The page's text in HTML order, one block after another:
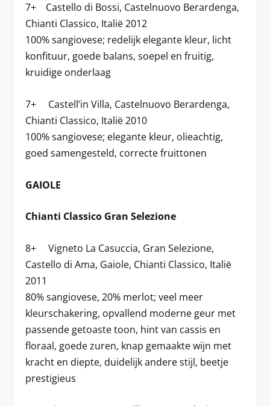
7+ Castello di Bossi, Castelnuovo Berardenga,
Chianti Classico, Italië 2012
100% sangiovese; redelijk elegante kleur, licht
konfituur, goede balans, soepel en fruitig,
kruidige onderlaag
7+ Castell’in Villa, Castelnuovo Berardenga,
Chianti Classico, Italië 2010
100% sangiovese; elegante kleur, olieachtig,
goed samengesteld, correcte fruittonen
GAIOLE
Chianti Classico Gran Selezione
8+ Vigneto La Casuccia, Gran Selezione,
Castello di Ama, Gaiole, Chianti Classico, Italië
2011
80% sangiovese, 20% merlot; veel meer
kleurschakering, opvallend moderne geur met
passende getoaste toon, hint van cassis en
floraal, goede zuren, knap gemaakte wijn met
kracht en diepte, duidelijk andere stijl, beetje
prestigieus